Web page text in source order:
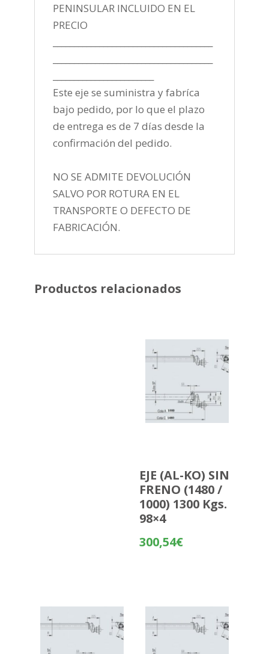
PENINSULAR INCLUIDO EN EL
PRECIO
Este eje se suministra y fabríca
bajo pedido, por lo que el plazo
de entrega es de 7 días desde la
confirmación del pedido.
NO SE ADMITE DEVOLUCIÓN
SALVO POR ROTURA EN EL
TRANSPORTE O DEFECTO DE
FABRICACIÓN.
Productos relacionados
EJE (AL-KO) SIN
FRENO (1480 /
1000) 1300 Kgs.
98×4
300,54€